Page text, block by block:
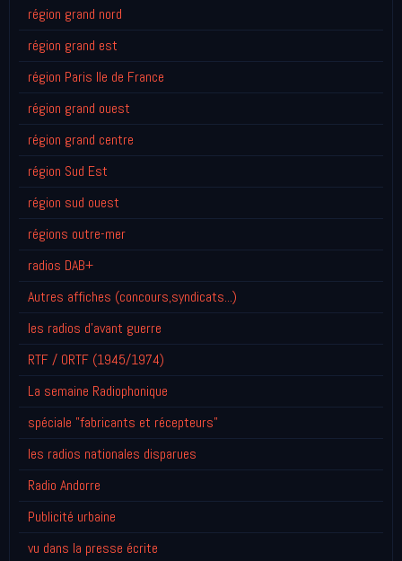
région grand nord
région grand est
région Paris Ile de France
région grand ouest
région grand centre
région Sud Est
région sud ouest
régions outre-mer
radios DAB+
Autres affiches (concours,syndicats...)
les radios d'avant guerre
RTF / ORTF (1945/1974)
La semaine Radiophonique
spéciale "fabricants et récepteurs"
les radios nationales disparues
Radio Andorre
Publicité urbaine
vu dans la presse écrite